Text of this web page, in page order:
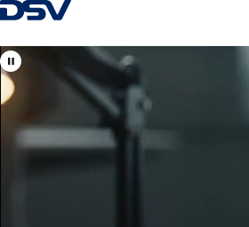
Tagasi kodulehele